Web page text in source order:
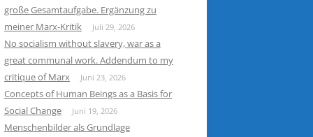
große Gesamtaufgabe. Ergänzung zu
meiner Marx-Kritik
Juli 29, 2026
No socialism without slavery, war as a
great communal work. Addendum to my
critique of Marx
Juni 23, 2026
Concepts of Human Beings as a Basis for
Social Change
Juni 19, 2026
Menschenbilder als Grundlage